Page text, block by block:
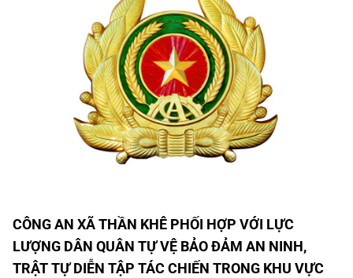
CÔNG AN XÃ THẦN KHÊ PHỐI HỢP VỚI LỰC
LƯỢNG DÂN QUÂN TỰ VỆ BẢO ĐẢM AN NINH,
TRẬT TỰ DIỄN TẬP TÁC CHIẾN TRONG KHU VỰC